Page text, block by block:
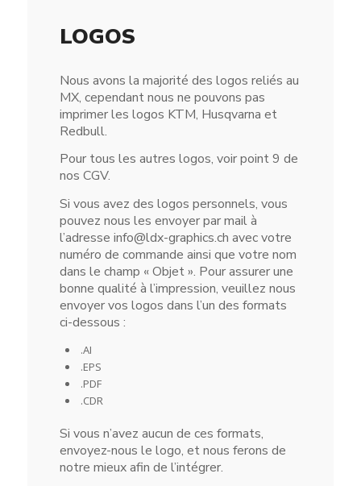
LOGOS
Nous avons la majorité des logos reliés au
MX, cependant nous ne pouvons pas
imprimer les logos KTM, Husqvarna et
Redbull.
Pour tous les autres logos, voir point 9 de
nos CGV.
Si vous avez des logos personnels, vous
pouvez nous les envoyer par mail à
l’adresse info@ldx-graphics.ch avec votre
numéro de commande ainsi que votre nom
dans le champ « Objet ». Pour assurer une
bonne qualité à l’impression, veuillez nous
envoyer vos logos dans l’un des formats
ci-dessous :
.AI
.EPS
.PDF
.CDR
Si vous n’avez aucun de ces formats,
envoyez-nous le logo, et nous ferons de
notre mieux afin de l’intégrer.